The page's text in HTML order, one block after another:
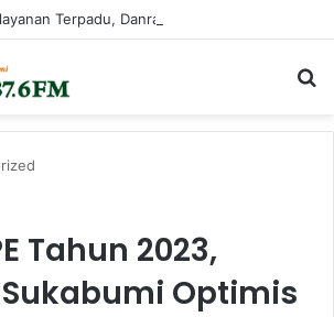
Tahun 2023,
Optimis